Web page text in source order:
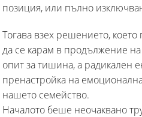
позиция, или пълно
Тогава взех решението,
да се карам в продължение
опит за тишина, а радикален
пренастройка на
нашето семейство.
Началото беше неочаквано